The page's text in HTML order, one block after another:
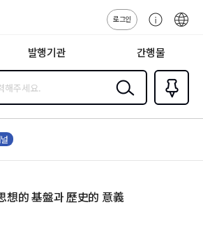
로그인
센
발행기관 간행물
검색
즐겨찾
기0
想的 基盤과 歷史的 意義